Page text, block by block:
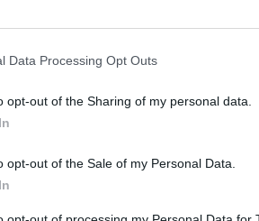
Data Processing Opt Outs
opt-out of the Sharing of my personal data.
opt-out of the Sale of my Personal Data.
pet stepeni, stimulišući
sunđera, postepeno je
zalijevanje tri puta
da pod takvim uslovima
priprema sadnica za hladno